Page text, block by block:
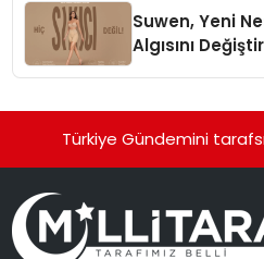
Suwen, Yeni
Algısını
Türkiye Gündemini